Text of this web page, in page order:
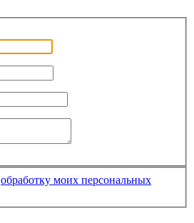
обработку моих персональных